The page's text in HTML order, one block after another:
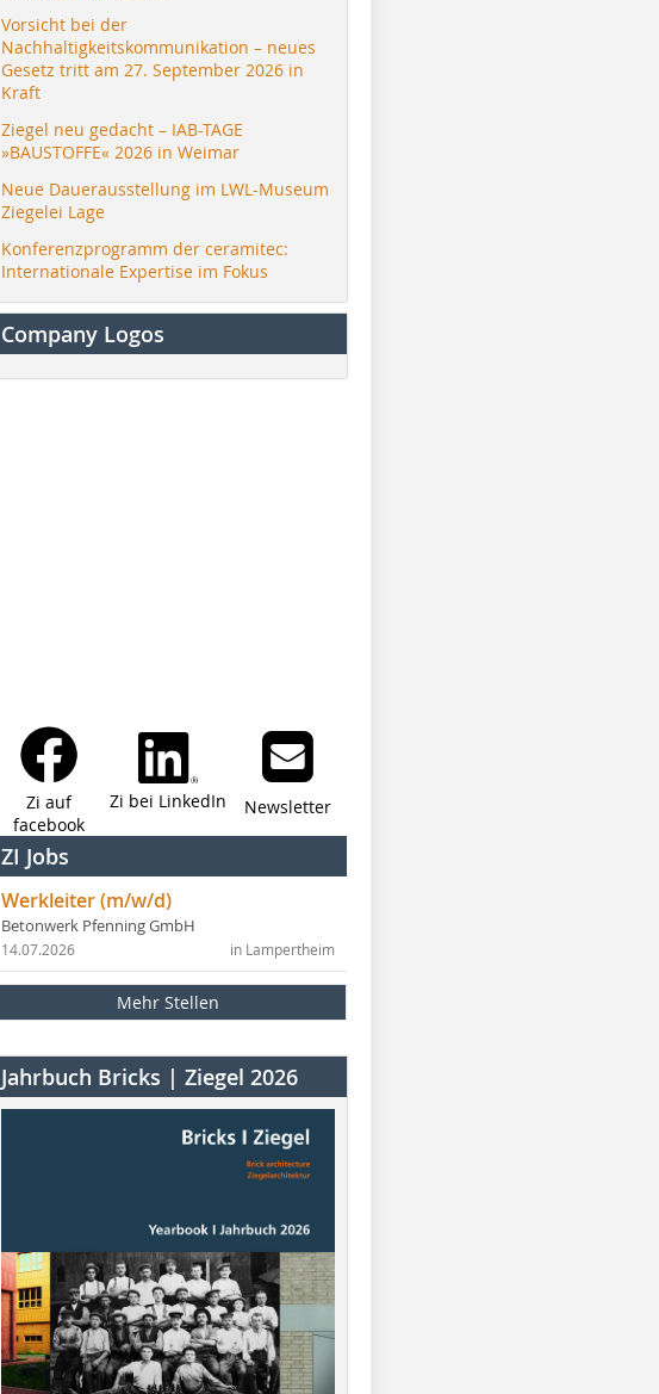
Bongioanni
Vorsicht bei der
Nachhaltigkeitskommunikation – neues
Gesetz tritt am 27. September 2026 in
Kraft
Ziegel neu gedacht – IAB-TAGE
»BAUSTOFFE« 2026 in Weimar
Neue Dauerausstellung im LWL-Museum
Ziegelei Lage
Konferenzprogramm der ceramitec:
Internationale Expertise im Fokus
Company Logos
Zi auf
facebook
Zi bei LinkedIn Newsletter
ZI Jobs
Werkleiter (m/w/d)
Betonwerk Pfenning GmbH
in Lampertheim
14.07.2026
Mehr Stellen
Jahrbuch Bricks | Ziegel 2026